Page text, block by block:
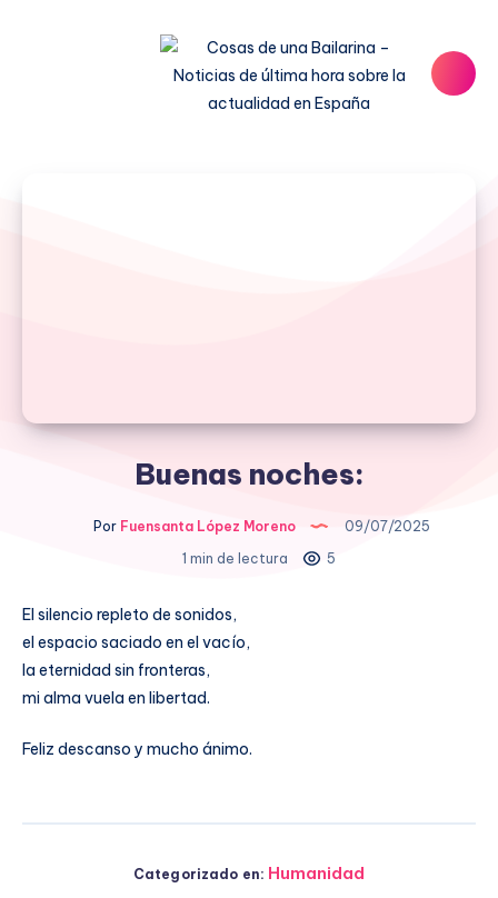
Buenas noches:
Por Fuensanta López Moreno
09/07/2025
1 min de lectura
5
El silencio repleto de sonidos,
el espacio saciado en el vacío,
la eternidad sin fronteras,
mi alma vuela en libertad.
Feliz descanso y mucho ánimo.
Categorizado en: Humanidad